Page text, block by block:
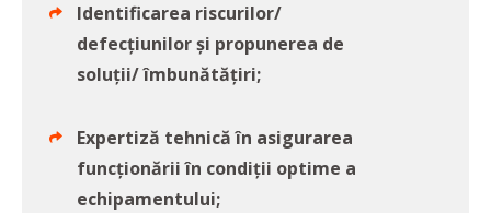
Identificarea riscurilor/
defecţiunilor şi propunerea de
soluţii/ îmbunătăţiri;
Expertiză tehnică în asigurarea
funcţionării în condiţii optime a
echipamentului;